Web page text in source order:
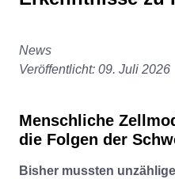
News
Veröffentlicht: 09. Juli 2026
Menschliche
die Folgen der
Bisher mussten